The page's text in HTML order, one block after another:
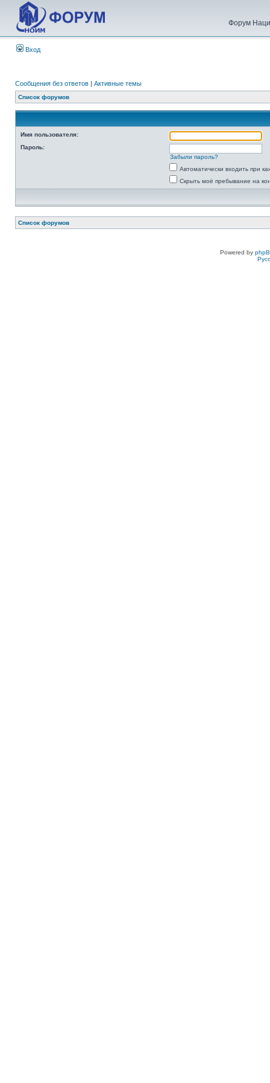
Форум
Вход
Сообщения без ответов | Активные темы
Список форумов
Имя пользователя:
Пароль:
Забыли пароль?
Автоматически входить при
Скрыть моё пребывание на
Список форумов
Powered by